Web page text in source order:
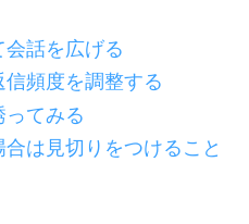
話を広げる
頻度を調整する
ってみる
は見切りをつけること